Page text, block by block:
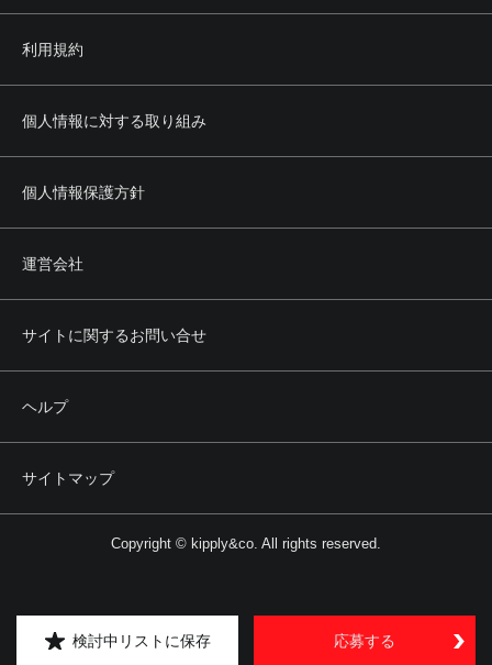
検討中リストに保存 応募する
利用規約
個人情報に対する取り組み
個人情報保護方針
運営会社
サイトに関するお問い合せ
ヘルプ
サイトマップ
Copyright © kipply&co. All rights reserved.